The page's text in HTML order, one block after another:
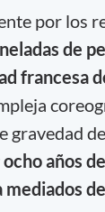
por los
de pe
francesa
gravedad
ocho años
mediados